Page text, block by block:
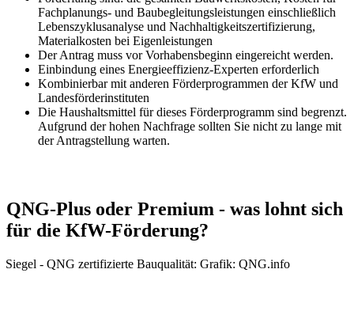
Fachplanungs- und Baubegleitungsleistungen einschließlich
Lebenszyklusanalyse und Nachhaltigkeitszertifizierung,
Materialkosten bei Eigenleistungen
Der Antrag muss vor Vorhabensbeginn eingereicht werden.
Einbindung eines Energieeffizienz-Experten erforderlich
Kombinierbar mit anderen Förderprogrammen der KfW und
Landesförderinstituten
Die Haushaltsmittel für dieses Förderprogramm sind begrenzt.
Aufgrund der hohen Nachfrage sollten Sie nicht zu lange mit
der Antragstellung warten.
QNG-Plus oder Premium - was lohnt sich
für die KfW-Förderung?